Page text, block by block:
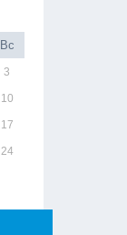
Вс
3
10
17
24